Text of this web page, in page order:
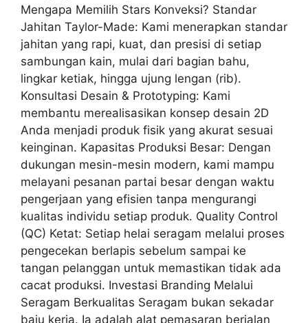
Mengapa Memilih Stars Konveksi? Standar
Jahitan Taylor-Made: Kami menerapkan standar
jahitan yang rapi, kuat, dan presisi di setiap
sambungan kain, mulai dari bagian bahu,
lingkar ketiak, hingga ujung lengan (rib).
Konsultasi Desain & Prototyping: Kami
membantu merealisasikan konsep desain 2D
Anda menjadi produk fisik yang akurat sesuai
keinginan. Kapasitas Produksi Besar: Dengan
dukungan mesin-mesin modern, kami mampu
melayani pesanan partai besar dengan waktu
pengerjaan yang efisien tanpa mengurangi
kualitas individu setiap produk. Quality Control
(QC) Ketat: Setiap helai seragam melalui proses
pengecekan berlapis sebelum sampai ke
tangan pelanggan untuk memastikan tidak ada
cacat produksi. Investasi Branding Melalui
Seragam Berkualitas Seragam bukan sekadar
baju kerja. Ia adalah alat pemasaran berjalan